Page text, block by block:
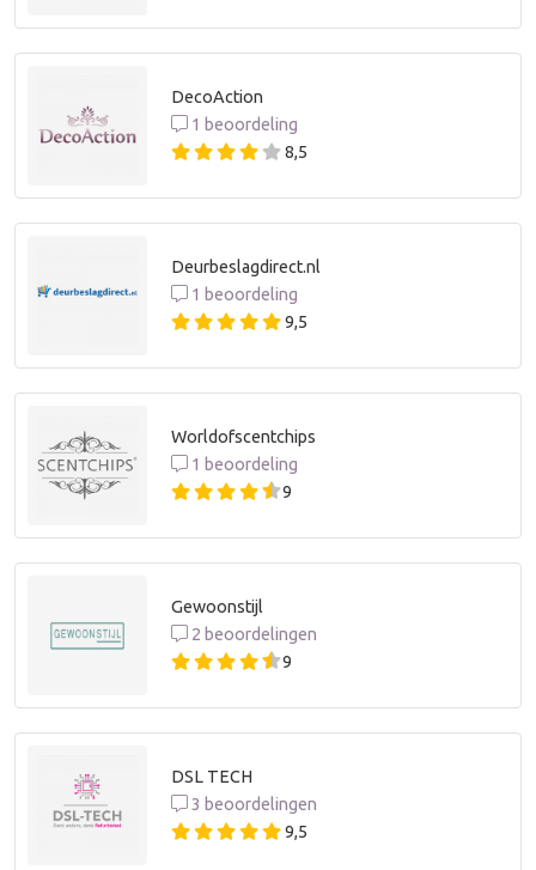
DecoAction
1 beoordeling
8,5
Deurbeslagdirect.nl
1 beoordeling
9,5
Worldofscentchips
1 beoordeling
9
Gewoonstijl
2 beoordelingen
9
DSL TECH
3 beoordelingen
9,5